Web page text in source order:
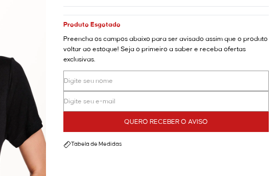
Produto Esgotado
Preencha os campos abaixo para ser avisado assim que o produto
voltar ao estoque! Seja o primeiro a saber e receba ofertas
exclusivas.
QUERO RECEBER O AVISO
Tabela de Medidas